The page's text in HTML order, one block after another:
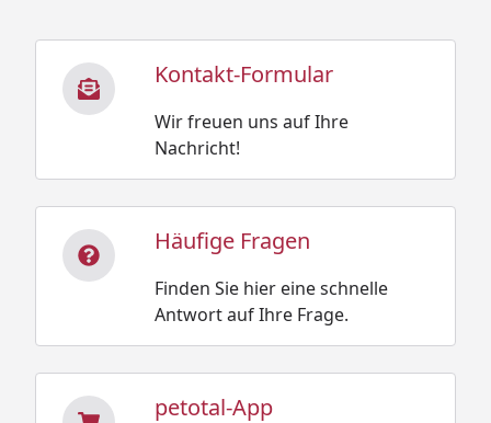
Kontakt-Formular
Wir freuen uns auf Ihre
Nachricht!
Häufige Fragen
Finden Sie hier eine schnelle
Antwort auf Ihre Frage.
petotal-App